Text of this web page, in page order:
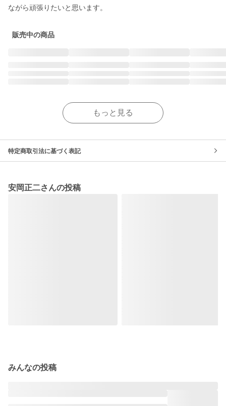
ながら頑張りたいと思います。
販売中の商品
もっと見る
特定商取引法に基づく表記
安岡正二さんの投稿
みんなの投稿